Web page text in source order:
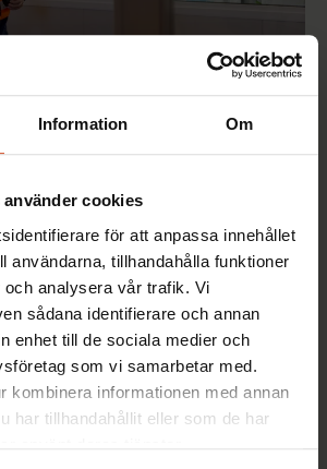
Information Om
cookies
för att anpassa innehållet
användarna, tillhandahålla funktioner
analysera vår trafik. Vi
sådana identifierare och annan
enhet till de sociala medier och
som vi samarbetar med.
kombinera informationen med annan
har tillhandahållit eller som de har
uppstår i stället
OCH VÄRLDEN